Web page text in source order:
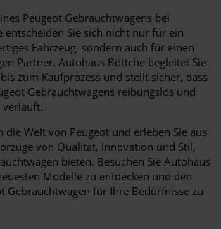
Peugeot Gebrauchtwagens bei
entscheiden Sie sich nicht nur für ein
Fahrzeug, sondern auch für einen
Partner. Autohaus Böttche begleitet Sie
zum Kaufprozess und stellt sicher, dass
Gebrauchtwagens reibungslos und
verläuft.
die Welt von Peugeot und erleben Sie aus
von Qualität, Innovation und Stil,
bieten. Besuchen Sie Autohaus
Modelle zu entdecken und den
Gebrauchtwagen für Ihre Bedürfnisse zu